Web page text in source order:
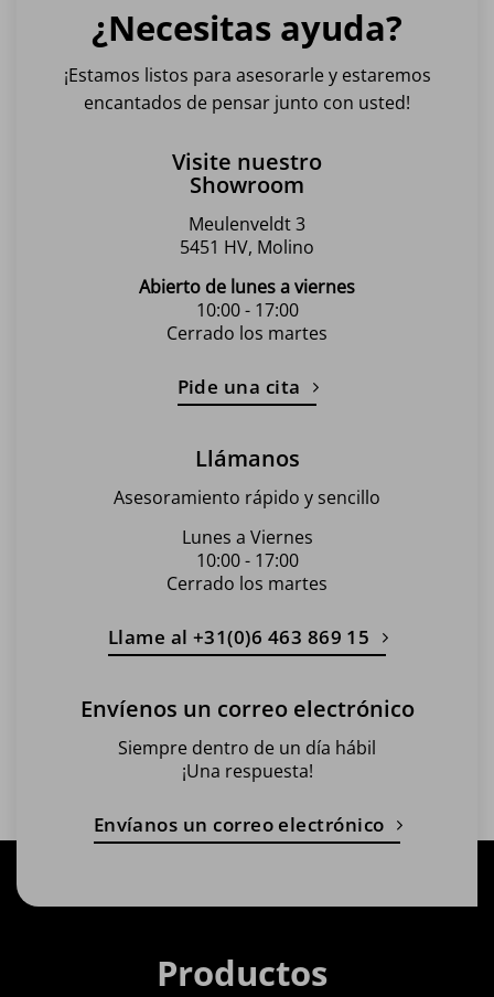
¿Necesitas ayuda?
¡Estamos listos para asesorarle y estaremos
encantados de pensar junto con usted!
Visite nuestro
Showroom
Meulenveldt 3
5451 HV, Molino
Abierto de lunes a viernes
10:00 - 17:00
Cerrado los martes
Pide una cita
Llámanos
Asesoramiento rápido y sencillo
Lunes a Viernes
10:00 - 17:00
Cerrado los martes
Llame al +31(0)6 463 869 15
Envíenos un correo electrónico
Siempre dentro de un día hábil
¡Una respuesta!
Envíanos un correo electrónico
Productos